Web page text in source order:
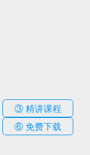
③ 精讲课程
⑥ 免费下载